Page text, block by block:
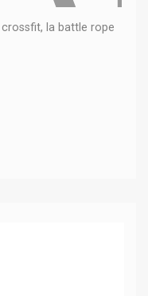
la battle rope